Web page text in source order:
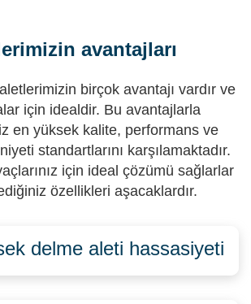
avantajları
birçok avantajı vardır ve
için idealdir. Bu avantajlarla
en yüksek kalite, performans ve
standartlarını karşılamaktadır.
için ideal çözümü sağlarlar
özellikleri aşacaklardır.
delme aleti hassasiyeti